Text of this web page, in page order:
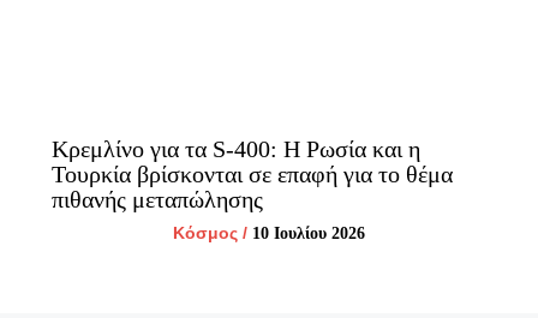
Κρεμλίνο για τα S-400: Η Ρωσία και η
Τουρκία βρίσκονται σε επαφή για το θέμα
πιθανής μεταπώλησης
Κόσμος / 10 Ιουλίου 2026